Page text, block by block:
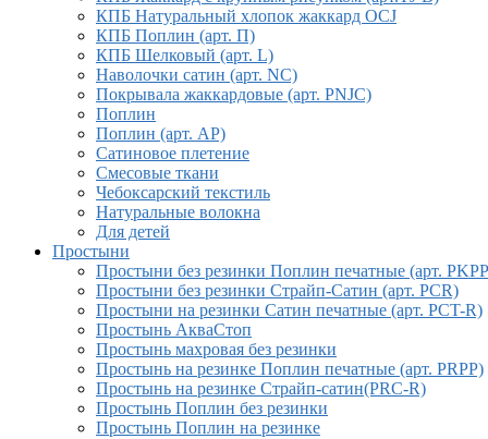
КПБ Натуральный хлопок жаккард OCJ
КПБ Поплин (арт. П)
КПБ Шелковый (арт. L)
Наволочки сатин (арт. NC)
Покрывала жаккардовые (арт. PNJC)
Поплин
Поплин (арт. AP)
Сатиновое плетение
Смесовые ткани
Чебоксарский текстиль
Натуральные волокна
Для детей
Простыни
Простыни без резинки Поплин печатные (арт.
Простыни без резинки Страйп-Сатин (арт. PCR)
Простыни на резинки Сатин печатные (арт. PCT-R)
Простынь АкваСтоп
Простынь махровая без резинки
Простынь на резинке Поплин печатные (арт. PRPP)
Простынь на резинке Страйп-сатин(PRC-R)
Простынь Поплин без резинки
Простынь Поплин на резинке